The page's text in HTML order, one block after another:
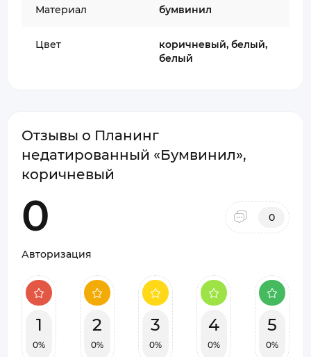
Материал бумвинил
Цвет
коричневый, белый,
белый
Отзывы о Планинг
недатированный «Бумвинил»,
коричневый
0 0
Авторизация
1
0%
2
0%
3
0%
4
0%
5
0%